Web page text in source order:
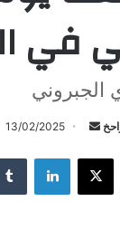
في
الجبروني
أرسل 13/02/2025
X لينكدإن